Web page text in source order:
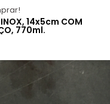
INOX, 14x5cm COM
770ml.